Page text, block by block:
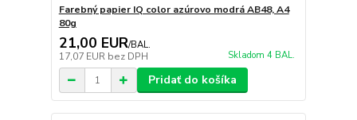
Farebný papier IQ color azúrovo modrá AB48, A4
80g
21,00 EUR/BAL.
17,07 EUR bez DPH Skladom 4 BAL.
Pridať do košíka